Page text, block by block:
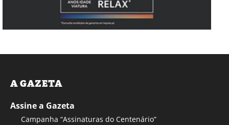
A GAZETA
Assine a Gazeta
Campanha “Assinaturas do Centenário”